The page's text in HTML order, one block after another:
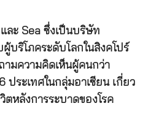
ละ Sea ซึ่งเป็นบริษัท
ผู้บริโภคระดับโลกในสิงคโปร์
มความคิดเห็นผู้คนกว่า
ระเทศในกลุ่มอาเซียน เกี่ยว
ตหลังการระบาดของโรค